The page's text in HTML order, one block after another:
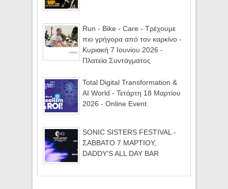
Run - Bike - Care - Τρέχουμε
πιο γρήγορα από τον καρκίνο -
Κυριακή 7 Ιουνίου 2026 -
Πλατεία Συντάγματος
Total Digital Transformation &
AI World - Τετάρτη 18 Μαρτίου
2026 - Online Event
SONIC SISTERS FESTIVAL -
ΣΑΒΒΑΤΟ 7 ΜΑΡΤΙΟΥ,
DADDY’S ALL DAY BAR